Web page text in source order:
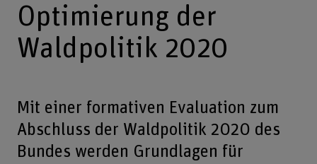
Optimierung der
Waldpolitik 2020
Mit einer formativen Evaluation zum
Abschluss der Waldpolitik 2020 des
Bundes werden Grundlagen für